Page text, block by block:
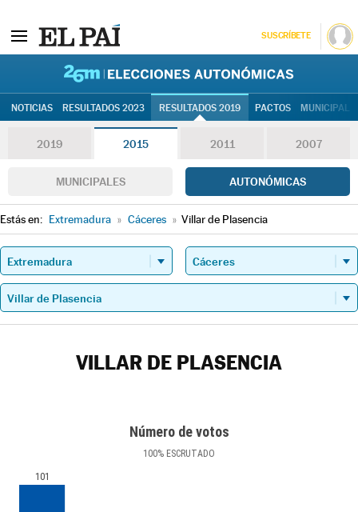
SUSCRÍBETE
NOTICIAS RESULTADOS 2023 RESULTADOS 2019 PACTOS
2019 2015 2011 2007
MUNICIPALES AUTONÓMICAS
Estás en: Extremadura » Cáceres » Villar de Plasencia
VILLAR DE PLASENCIA
Número de votos
100% ESCRUTADO
101